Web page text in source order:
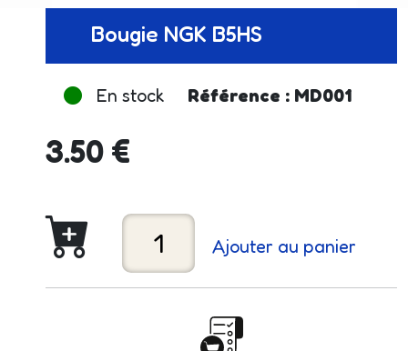
Bougie NGK B5HS
En stock Référence : MD001
3.50 €
Ajouter au panier